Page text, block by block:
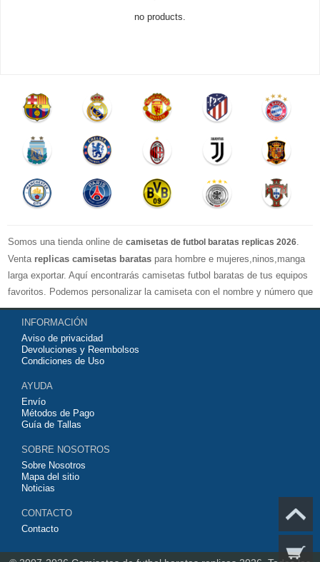
no products.
Somos una tienda online de camisetas de futbol baratas replicas 2026.
Venta replicas camisetas baratas para hombre e mujeres,ninos,manga
larga exportar. Aquí encontrarás camisetas futbol baratas de tus equipos
favoritos. Podemos personalizar la camiseta con el nombre y número que
quieras. Nuestrascamisetas de futbol replicasson de máxima calidad
tailandesa por lo que estamos convencidos que quedarás muy satisfecho
con ella. Estas camisetas tienen un tejido transpirable por lo que te
servirán para jugar al fútbol o simplemente para animar a tu equipo
contáctanos y haremos lo posible para conseguirtela lo más barata
posible.
INFORMACIÓN
Aviso de privacidad
Devoluciones y Reembolsos
Condiciones de Uso
AYUDA
Envío
Métodos de Pago
Guía de Tallas
SOBRE NOSOTROS
Sobre Nosotros
Mapa del sitio
Noticias
CONTACTO
Contacto